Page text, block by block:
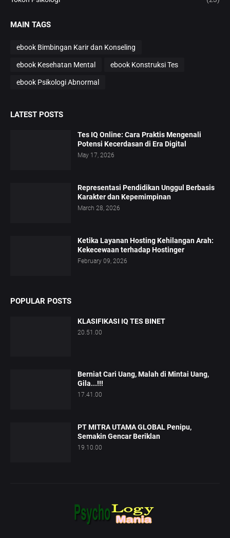
MAIN TAGS
ebook Bimbingan Karir dan Konseling
ebook Kesehatan Mental ebook Konstruksi Tes
ebook Psikologi Abnormal
LATEST POSTS
Tes IQ Online: Cara Praktis Mengenali
Potensi Kecerdasan di Era Digital
May 17, 2026
Representasi Pendidikan Unggul Berbasis
Karakter dan Kepemimpinan
March 28, 2026
Ketika Layanan Hosting Kehilangan Arah:
Kekecewaan terhadap Hostinger
February 09, 2026
POPULAR POSTS
KLASIFIKASI IQ TES BINET
20.51.00
Berniat Cari Uang, Malah di Mintai Uang,
Gila...!!!
17.41.00
PT MITRA UTAMA GLOBAL Penipu,
Semakin Gencar Beriklan
19.10.00